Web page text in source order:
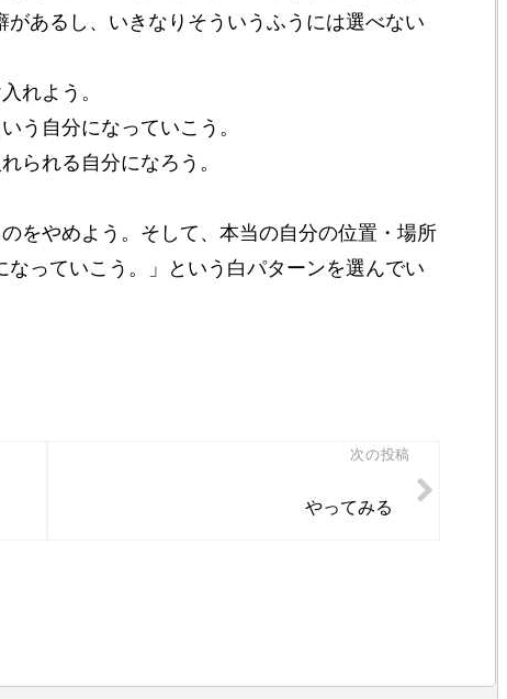
あるし、いきなりそういうふうには選べない
れよう。
う自分になっていこう。
られる自分になろう。
をやめよう。そして、本当の自分の位置・場所
っていこう。」という白パターンを選んでい
次の投稿
やってみる